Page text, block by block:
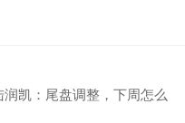
凯：尾盘调整，下周怎么